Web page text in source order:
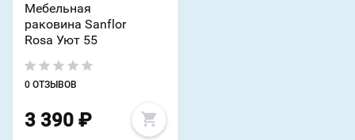
Мебельная
раковина Sanflor
Rosa Уют 55
0 ОТЗЫВОВ
3 390 ₽